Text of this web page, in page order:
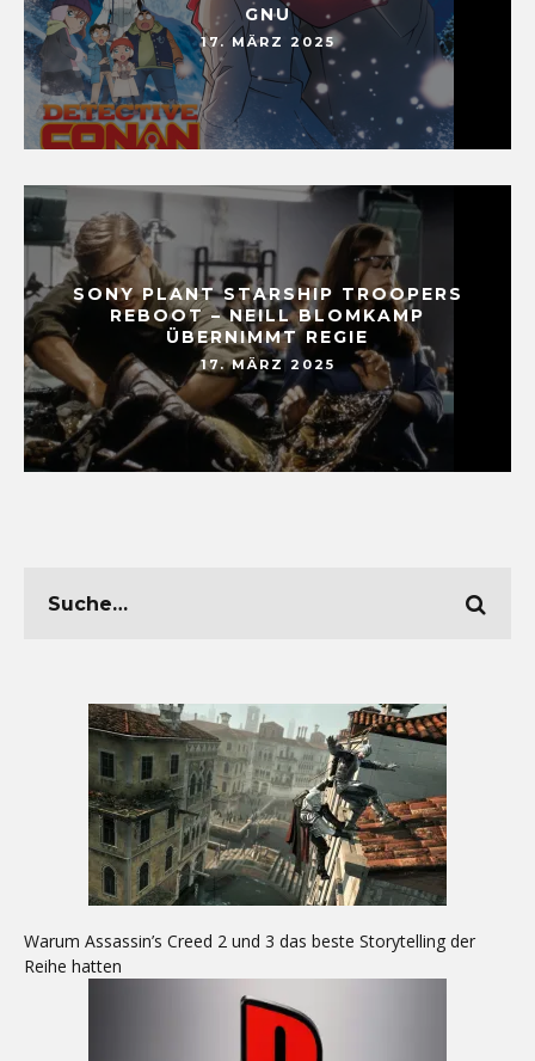
GNU
17. MÄRZ 2025
SONY PLANT STARSHIP TROOPERS
REBOOT – NEILL BLOMKAMP
ÜBERNIMMT REGIE
17. MÄRZ 2025
Warum Assassin’s Creed 2 und 3 das beste Storytelling der
Reihe hatten